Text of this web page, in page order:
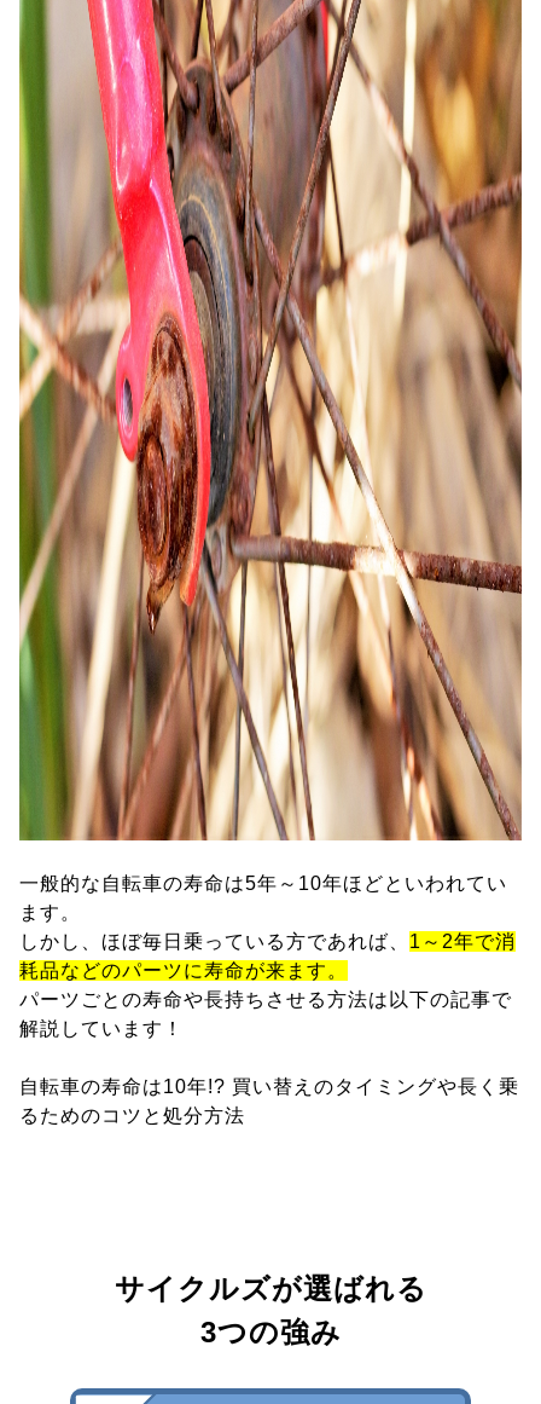
一般的な自転車の寿命は5年～10年ほどといわれてい
ます。
しかし、ほぼ毎日乗っている方であれば、 1～2年で消
耗品などのパーツに寿命が来ます。
パーツごとの寿命や長持ちさせる方法は以下の記事で
解説しています！
自転車の寿命は10年!? 買い替えのタイミングや長く乗
るためのコツと処分方法
サイクルズが選ばれる
3つの強み